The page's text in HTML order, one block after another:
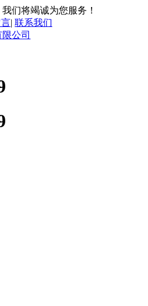
们将竭诚为您服务！
| 联系我们